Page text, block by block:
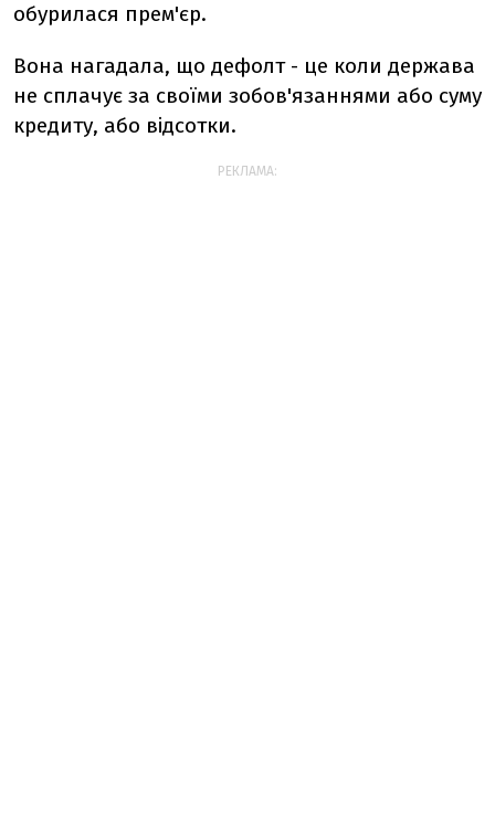
обурилася прем'єр.
Вона нагадала, що дефолт - це коли держава
не сплачує за своїми зобов'язаннями або суму
кредиту, або відсотки.
РЕКЛАМА: